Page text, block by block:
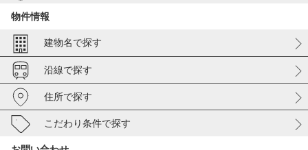
物件情報
建物名で探す
沿線で探す
住所で探す
こだわり条件で探す